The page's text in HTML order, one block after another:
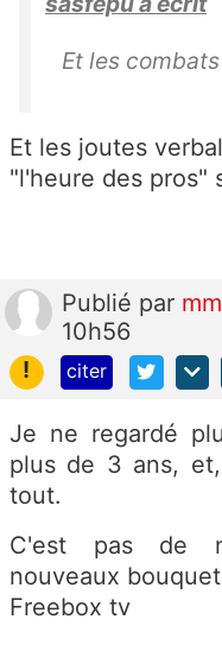
Et les
Et les joutes
"l'heure des pros"
Publié par
10h56
!
citer
Je ne regardé
plus de 3 ans,
tout.
C'est pas de
nouveaux
Freebox tv